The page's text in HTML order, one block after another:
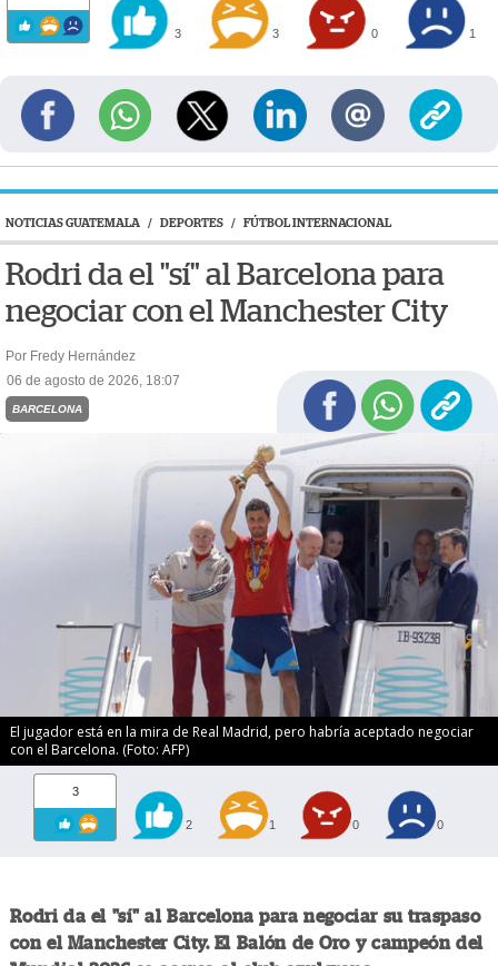
3 3 0 1
NOTICIAS GUATEMALA / DEPORTES / FÚTBOL INTERNACIONAL
Rodri da el "sí" al Barcelona para
negociar con el Manchester City
Por Fredy Hernández
06 de agosto de 2026, 18:07
BARCELONA
El jugador está en la mira de Real Madrid, pero habría aceptado negociar
con el Barcelona. (Foto: AFP)
3
2 1 0 0
Rodri da el "sí" al Barcelona para negociar su traspaso
con el Manchester City. El Balón de Oro y campeón del